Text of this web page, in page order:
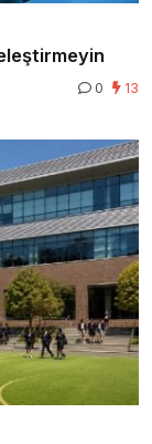
0 13